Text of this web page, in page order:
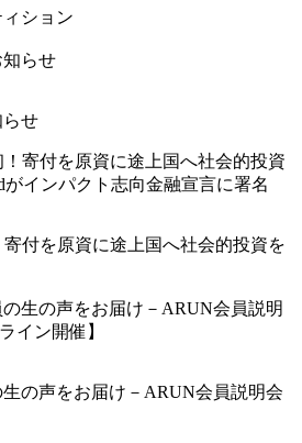
ション
せ
付を原資に途上国へ社会的投資を
の声をお届け－ARUN会員説明会